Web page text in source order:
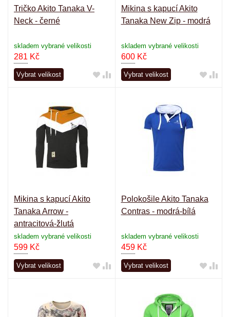
Tričko Akito Tanaka V-
Neck - černé
skladem vybrané velikosti
281 Kč
Vybrat velikost
Mikina s kapucí Akito
Tanaka New Zip - modrá
skladem vybrané velikosti
600Kč
Vybrat velikost
Mikina s kapucí Akito
Tanaka Arrow -
antracitová-žlutá
skladem vybrané velikosti
599 Kč
Vybrat velikost
Polokošile Akito Tanaka
Contras - modrá-bílá
skladem vybrané velikosti
459Kč
Vybrat velikost